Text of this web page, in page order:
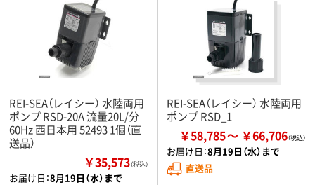
REI-SEA（レイシー） 水陸両用
ポンプ RSD-20A 流量20L/分
60Hz 西日本用 52493 1個（直
送品）
￥35,573（税込）
お届け日：8月19日（水）まで
REI-SEA（レイシー） 水陸両用
ポンプ RSD_1
￥58,785 ￥66,706
お届け日：8月19日（水）まで
直送品